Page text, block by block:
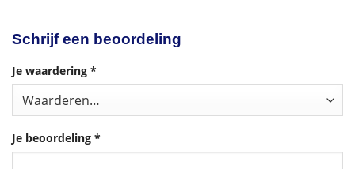
Schrijf een beoordeling
Je waardering *
Je beoordeling *